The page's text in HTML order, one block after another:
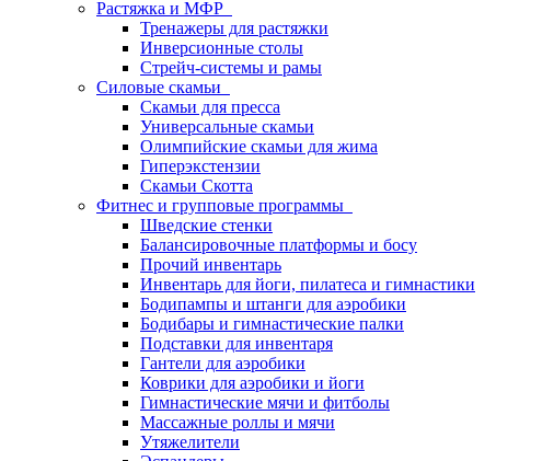
Растяжка и МФР
Тренажеры для растяжки
Инверсионные столы
Стрейч-системы и рамы
Силовые скамьи
Скамьи для пресса
Универсальные скамьи
Олимпийские скамьи для жима
Гиперэкстензии
Скамьи Скотта
Фитнес и групповые программы
Шведские стенки
Балансировочные платформы и босу
Прочий инвентарь
Инвентарь для йоги, пилатеса и гимнастики
Бодипампы и штанги для аэробики
Бодибары и гимнастические палки
Подставки для инвентаря
Гантели для аэробики
Коврики для аэробики и йоги
Гимнастические мячи и фитболы
Массажные роллы и мячи
Утяжелители